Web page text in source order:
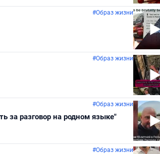
#Образ жизни
#Образ жизни
#Образ жизни
за разговор на родном языке"
#Образ жизни